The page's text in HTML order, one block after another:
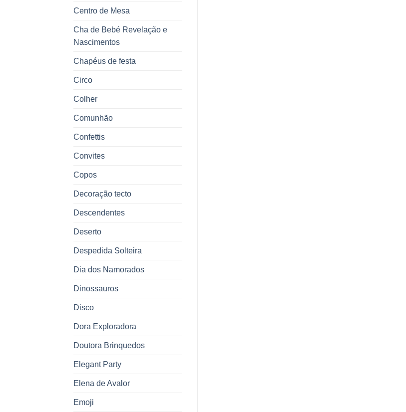
Centro de Mesa
Cha de Bebé Revelação e
Nascimentos
Chapéus de festa
Circo
Colher
Comunhão
Confettis
Convites
Copos
Decoração tecto
Descendentes
Deserto
Despedida Solteira
Dia dos Namorados
Dinossauros
Disco
Dora Exploradora
Doutora Brinquedos
Elegant Party
Elena de Avalor
Emoji